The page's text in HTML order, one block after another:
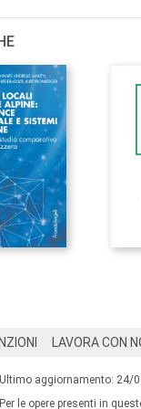
LAVORA CON
Ultimo aggiornamento: 24/
Per le opere presenti in